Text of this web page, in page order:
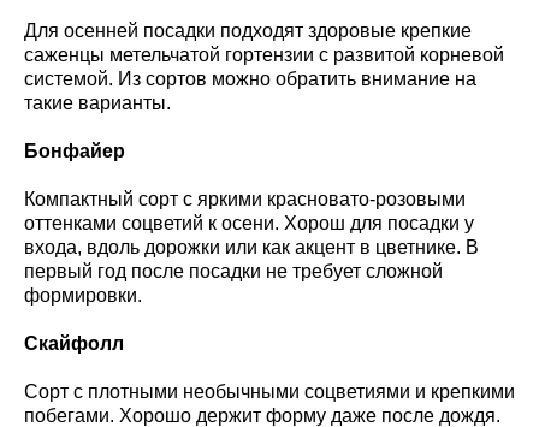
Для осенней посадки подходят здоровые крепкие
саженцы метельчатой гортензии с развитой корневой
системой. Из сортов можно обратить внимание на
такие варианты.
Бонфайер
Компактный сорт с яркими красновато-розовыми
оттенками соцветий к осени. Хорош для посадки у
входа, вдоль дорожки или как акцент в цветнике. В
первый год после посадки не требует сложной
формировки.
Скайфолл
Сорт с плотными необычными соцветиями и крепкими
побегами. Хорошо держит форму даже после дождя.